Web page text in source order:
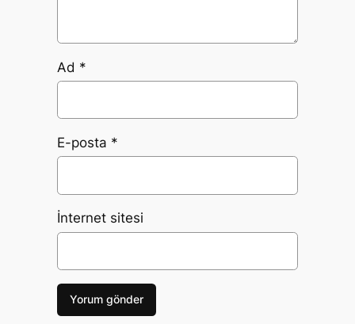
Ad *
E-posta *
İnternet sitesi